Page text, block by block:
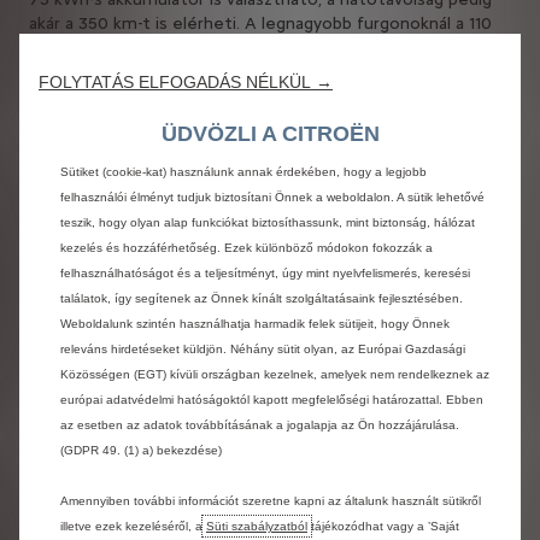
akár a 350 km-t is elérheti. A legnagyobb furgonoknál a 110
(akár 420 km) biztosít. Ráadásul a 150 kW-tal történő
gyorstöltésnek köszönhetően ez utóbbiak akkumulátora
kevesebb mint egy óra alatt tölthető fel 0-ról 80%-os
A fejlesztések hatására a nulla károsanyag-kibocsátású
hidrogén-üzemanyagcellás meghajtási technológia terén is
nőtt a Stellantis vezető szerepe. A másodgenerációs
hidrogénhajtás a 2024 közepén piacra kerülő közepes
méretű járművek esetében egy csak a Stellantisra jellemző
közepes teljesítményű rendszerre épül, mely a szegmens
legjobb (akár 400 km) hatótávolságát képes biztosítani. A
hidrogén-üzemanyagcellás meghajtás a közepes
teljesítményű architektúrával 2024-ben a nagy furgonokra is
kiterjed, amelyeket csak 500 km-enként kell majd
mindössze 5 perc alatt újratölteni.
A kormánynál lévő kapcsolókkal aktiválható visszatápláló
fékezés, mely az energia-visszanyerés maximalizálása
FOLYTATÁS ELFOGADÁS NÉLKÜL →
ÜDVÖZLI A CITROËN
Sütiket (cookie-kat) használunk annak érdekében, hogy a legjobb
felhasználói élményt tudjuk biztosítani Önnek a weboldalon. A sütik lehetővé
teszik, hogy olyan alap funkciókat biztosíthassunk, mint biztonság, hálózat
kezelés és hozzáférhetőség. Ezek különböző módokon fokozzák a
felhasználhatóságot és a teljesítményt, úgy mint nyelvfelismerés, keresési
találatok, így segítenek az Önnek kínált szolgáltatásaink fejlesztésében.
Weboldalunk szintén használhatja harmadik felek sütijeit, hogy Önnek
releváns hirdetéseket küldjön. Néhány sütit olyan, az Európai Gazdasági
Közösségen (EGT) kívüli országban kezelnek, amelyek nem rendelkeznek az
európai adatvédelmi hatóságoktól kapott megfelelőségi határozattal. Ebben
az esetben az adatok továbbításának a jogalapja az Ön hozzájárulása.
(GDPR 49. (1) a) bekezdése)
Amennyiben további információt szeretne kapni az általunk használt sütikről
illetve ezek kezeléséről, a Süti szabályzatból tájékozódhat vagy a ’Saját